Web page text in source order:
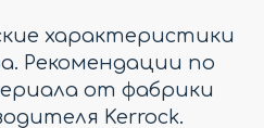
характеристики
Рекомендации по
от фабрики
Kerrock.